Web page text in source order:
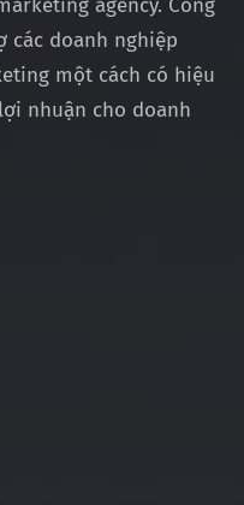
agency. Công
các doanh nghiệp
một cách có hiệu
nhuận cho doanh